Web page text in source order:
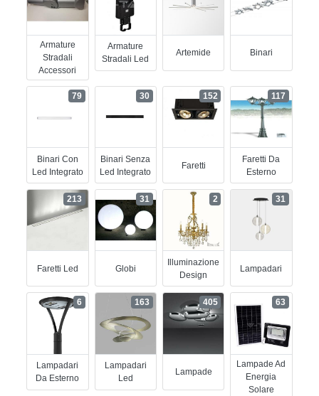
Armature
Stradali
Accessori
Armature
Stradali Led
Artemide Binari
Binari Con
Led Integrato
79
Binari Senza
Led Integrato
30
Faretti
152
Faretti Da
Esterno
117
Faretti Led
213
Globi
31
Illuminazione
Design
2
Lampadari
31
Lampadari
Da Esterno
6
Lampadari
Led
163
Lampade
405
Lampade Ad
Energia
Solare
63